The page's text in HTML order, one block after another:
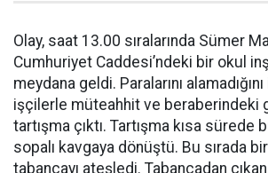
Olay, saat 13.00 sıralarında Sümer
Cumhuriyet Caddesi’ndeki bir okul
meydana geldi. Paralarını
işçilerle müteahhit ve beraberindeki
tartışma çıktı. Tartışma kısa sürede
sopalı kavgaya dönüştü. Bu sırada
tabancayı ateşledi. Tabancadan